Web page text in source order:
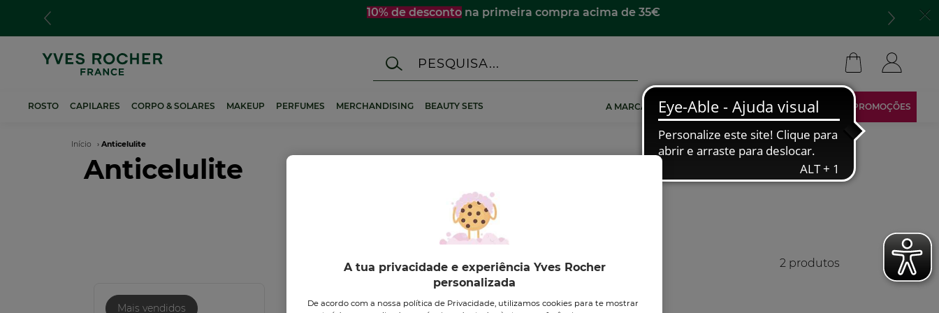
conteúdo
10% de desconto na primeira compra acima de 35€
ROSTO CAPILARES CORPO & SOLARES MAKEUP PERFUMES MERCHANDISING BEAUTY SETS A MARCA TORNA-TE AFILIADO ÁREA RESERVADA PROMOÇÕES
Navegação
estrutural
Início Anticelulite
Anticelulite
Mais vendidos
2 produtos
A tua privacidade e experiência Yves Rocher
personalizada
De acordo com a nossa política de Privacidade, utilizamos cookies para te mostrar